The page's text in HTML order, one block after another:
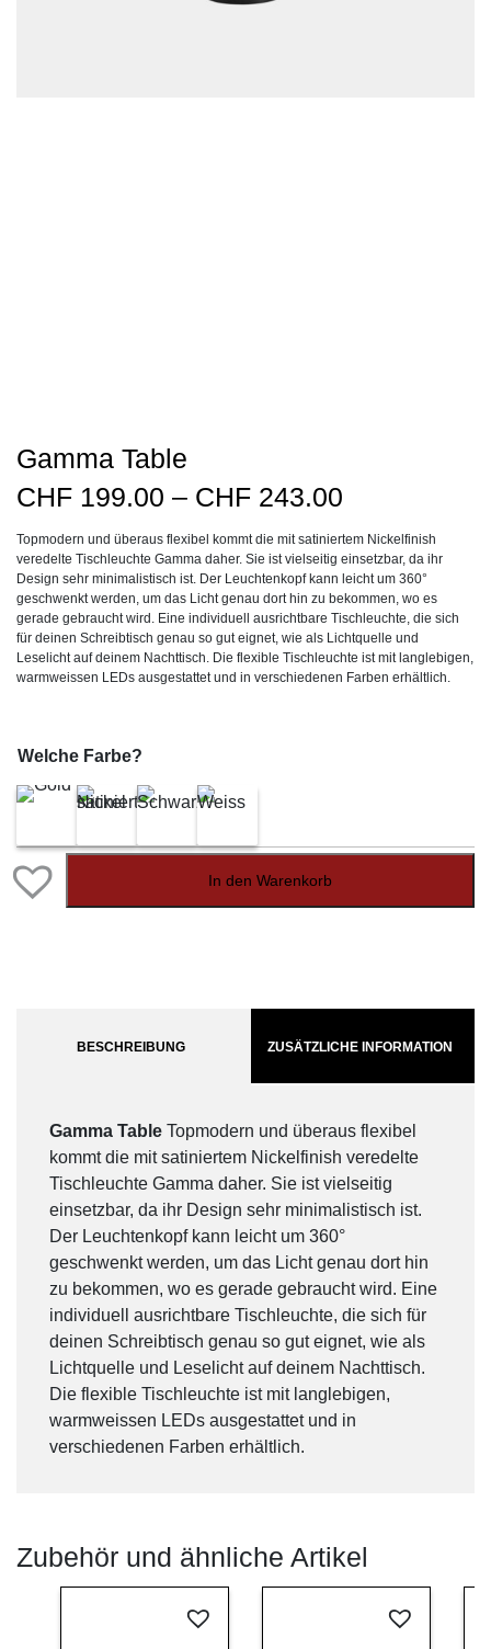
Gamma Table
CHF 199.00 – CHF 243.00
bis
CHF243.00
Topmodern und überaus flexibel kommt die mit satiniertem Nickelfinish
veredelte Tischleuchte Gamma daher. Sie ist vielseitig einsetzbar, da ihr
Design sehr minimalistisch ist. Der Leuchtenkopf kann leicht um 360°
geschwenkt werden, um das Licht genau dort hin zu bekommen, wo es
gerade gebraucht wird. Eine individuell ausrichtbare Tischleuchte, die sich
für deinen Schreibtisch genau so gut eignet, wie als Lichtquelle und
Leselicht auf deinem Nachttisch. Die flexible Tischleuchte ist mit langlebigen,
warmweissen LEDs ausgestattet und in verschiedenen Farben erhältlich.
Welche Farbe?
In den Warenkorb
BESCHREIBUNG ZUSÄTZLICHE INFORMATION
Gamma Table Topmodern und überaus flexibel
kommt die mit satiniertem Nickelfinish veredelte
Tischleuchte Gamma daher. Sie ist vielseitig
einsetzbar, da ihr Design sehr minimalistisch ist.
Der Leuchtenkopf kann leicht um 360°
geschwenkt werden, um das Licht genau dort hin
zu bekommen, wo es gerade gebraucht wird. Eine
individuell ausrichtbare Tischleuchte, die sich für
deinen Schreibtisch genau so gut eignet, wie als
Lichtquelle und Leselicht auf deinem Nachttisch.
Die flexible Tischleuchte ist mit langlebigen,
warmweissen LEDs ausgestattet und in
verschiedenen Farben erhältlich.
Zubehör und ähnliche Artikel